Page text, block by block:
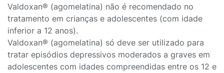
Valdoxan® (agomelatina) não é recomendado no
tratamento em crianças e adolescentes (com idade
inferior a 12 anos).
Valdoxan® (agomelatina) só deve ser utilizado para
tratar episódios depressivos moderados a graves em
adolescentes com idades compreendidas entre os 12 e